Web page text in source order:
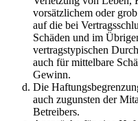
vorsätzlichem oder
auf die bei
Schäden und im
vertragstypischen
auch für mittelbare
Gewinn.
Die
auch zugunsten der
Betreibers.